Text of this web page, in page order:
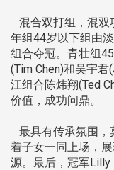
混合双打组，混双
年组44岁以下组由
组合夺冠。青壮组
(Tim Chen)和吴宇
江组合陈炜翔(Ted
价值，成功问鼎。
最具有传承氛围，
着子女一同上场，
源。最后，冠军Lilly